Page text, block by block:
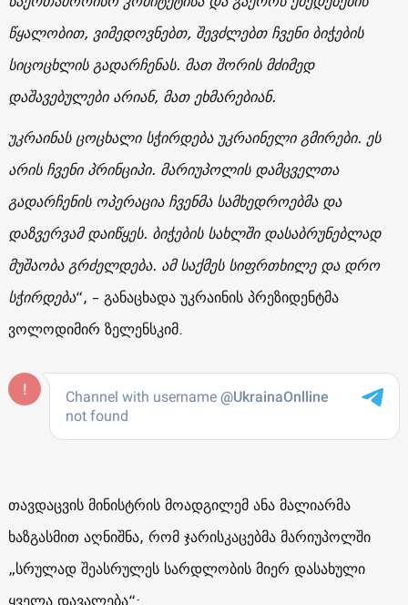
წყალობით, ვიმედოვნებთ, შევძლებთ ჩვენი ბიჭების
სიცოცხლის გადარჩენას. მათ შორის მძიმედ
დაშავებულები არიან, მათ ეხმარებიან.
უკრაინას ცოცხალი სჭირდება უკრაინელი გმირები. ეს
არის ჩვენი პრინციპი. მარიუპოლის დამცველთა
გადარჩენის ოპერაცია ჩვენმა სამხედროებმა და
დაზვერვამ დაიწყეს. ბიჭების სახლში დასაბრუნებლად
მუშაობა გრძელდება. ამ საქმეს სიფრთხილე და დრო
სჭირდება“, – განაცხადა უკრაინის პრეზიდენტმა
ვოლოდიმირ ზელენსკიმ.
თავდაცვის მინისტრის მოადგილემ ანა მალიარმა
ხაზგასმით აღნიშნა, რომ ჯარისკაცებმა მარიუპოლში
„სრულად შეასრულეს სარდლობის მიერ დასახული